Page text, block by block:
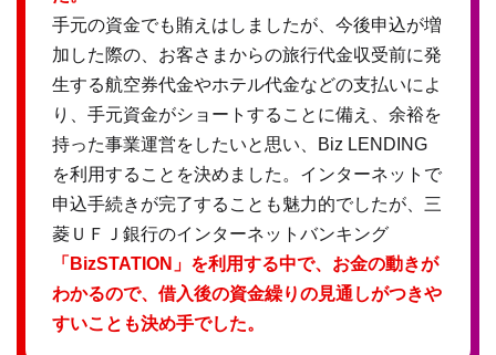
手元の資金でも賄えはしましたが、今後申込が増
加した際の、お客さまからの旅行代金収受前に発
生する航空券代金やホテル代金などの支払いによ
り、手元資金がショートすることに備え、余裕を
持った事業運営をしたいと思い、Biz LENDING
を利用することを決めました。インターネットで
申込手続きが完了することも魅力的でしたが、三
菱ＵＦＪ銀行のインターネットバンキング
「BizSTATION」を利用する中で、お金の動きが
わかるので、借入後の資金繰りの見通しがつきや
すいことも決め手でした。